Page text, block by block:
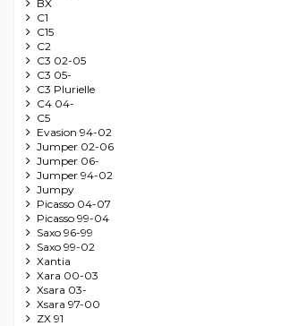
BX
C1
C15
C2
C3 02-05
C3 05-
C3 Plurielle
C4 04-
C5
Evasion 94-02
Jumper 02-06
Jumper 06-
Jumper 94-02
Jumpy
Picasso 04-07
Picasso 99-04
Saxo 96-99
Saxo 99-02
Xantia
Xara 00-03
Xsara 03-
Xsara 97-00
ZX 91